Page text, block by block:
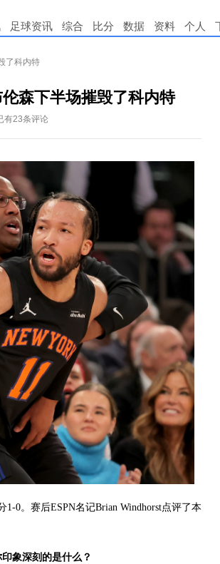
足球资讯 综合 比分 数据 资料 个人
了科内特
森下半场摧毁了科内特
有23条评论
0。赛后ESPN名记Brian Windhorst点评了本
象深刻的是什么？